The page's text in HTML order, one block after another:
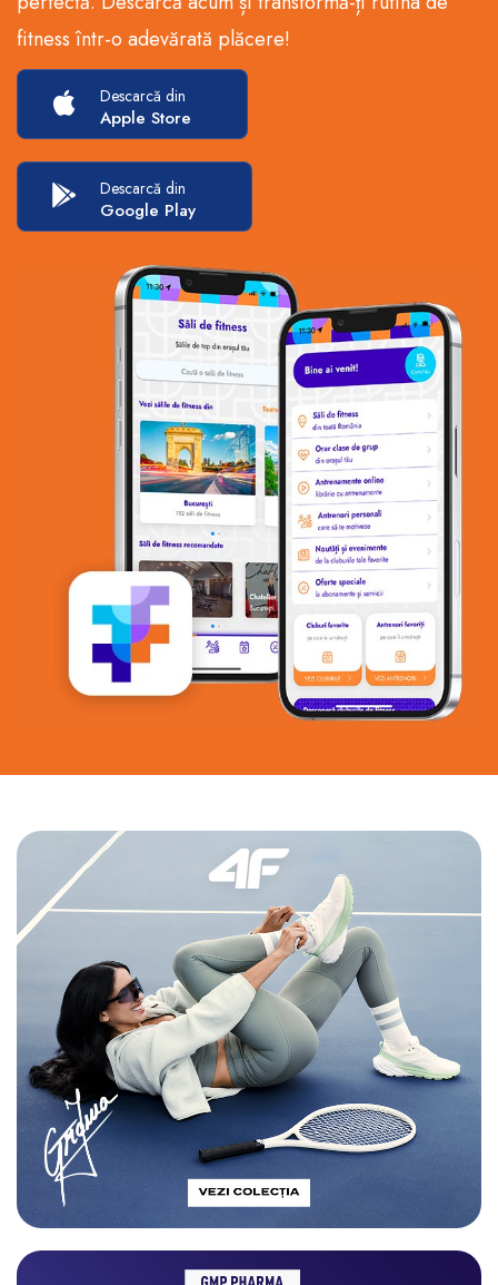
fitness într-o adevărată plăcere!
Descarcă din
Apple Store
Descarcă din
Google Play